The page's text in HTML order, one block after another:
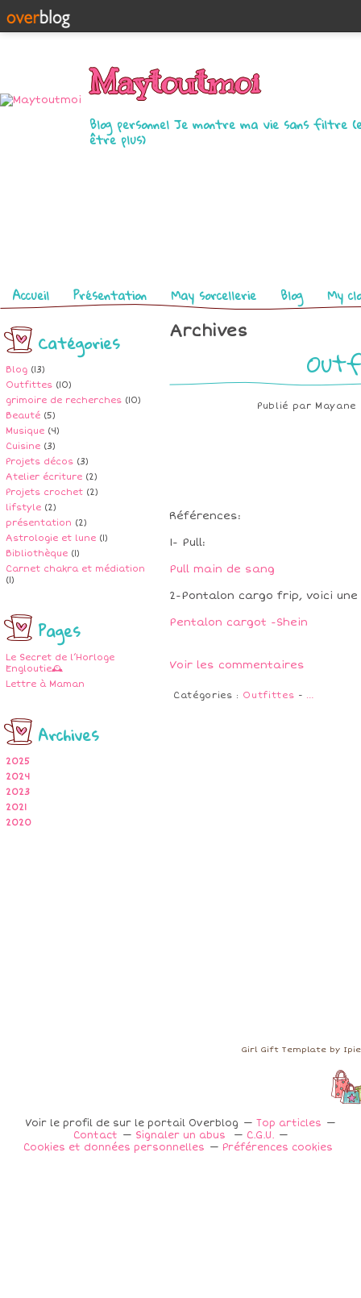
Maytoutmoi
Blog personnel Je montre ma vie sans filtre
être plus)
Pages
Accueil Présentation May sorcellerie Blog My
Catégories
Blog (13)
Outfittes (10)
grimoire de recherches (10)
Beauté (5)
Musique (4)
Cuisine (3)
Projets décos (3)
Atelier écriture (2)
Projets crochet (2)
lifstyle (2)
présentation (2)
Astrologie et lune (1)
Bibliothèque (1)
Carnet chakra et médiation
(1)
Pages
Le Secret de l’Horloge
Engloutie🕰️
Lettre à Maman
Archives
2025
2024
2023
2021
2020
Archives
Publié par Mayane
Références:
1- Pull:
Pull main de sang
2-Pontalon cargo frip, voici
Pentalon cargot -Shein
Voir les commentaires
Catégories : Outfittes - …
Girl Gift Template by
Voir le profil de sur le portail Overblog
Top articles
Contact
Signaler un abus
C.G.U.
Cookies et données personnelles
Préférences cookies